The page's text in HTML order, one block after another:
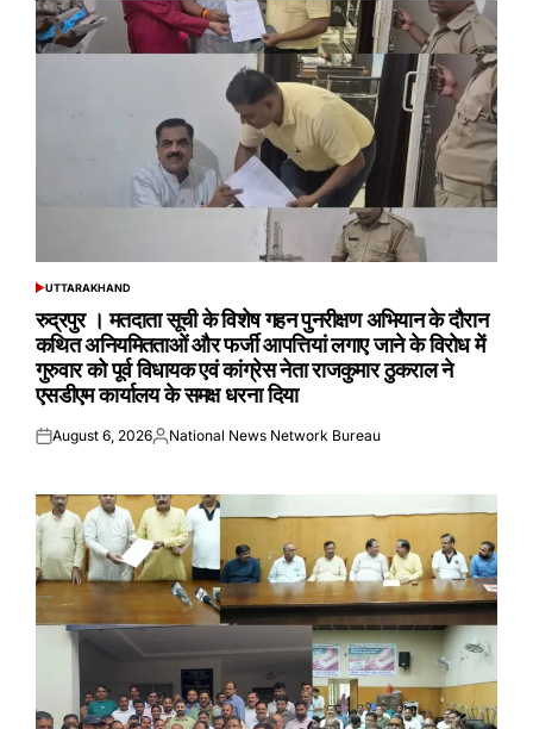
POSTED
UTTARAKHAND
रुद्रपुर । मतदाता सूची के विशेष गहन पुनरीक्षण अभियान के दौरान
कथित अनियमितताओं और फर्जी आपत्तियां लगाए जाने के विरोध में
गुरुवार को पूर्व विधायक एवं कांग्रेस नेता राजकुमार ठुकराल ने
एसडीएम कार्यालय के समक्ष धरना दिया
Posted
August 6, 2026Posted
National News Network Bureau